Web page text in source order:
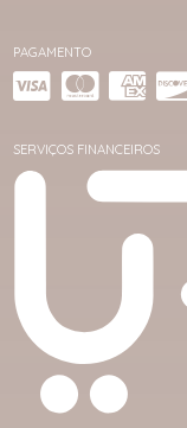
PAGAMENTO
SERVIÇOS FINANCEIROS